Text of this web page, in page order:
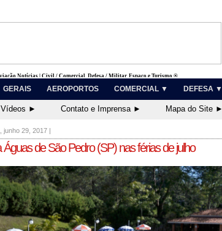
Notícias | Civil / Comercial, Defesa / Militar, Espaço e Turismo ®
GERAIS AEROPORTOS COMERCIAL ▼ DEFESA ▼
Vídeos ► Contato e Imprensa ► Mapa do Site ►
junho 29, 2017 |
Águas de São Pedro (SP) nas férias de julho